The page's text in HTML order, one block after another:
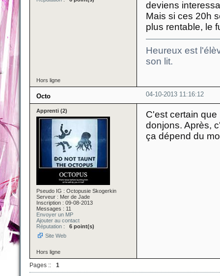
deviens
Mais si ces 20h
plus rentable, le
Heureux est
son lit.
Hors ligne
04-10-2013 11:16:12
Octo
Apprenti (2)
Pseudo IG : Octopusie Skogerkin
Serveur : Mer de Jade
Inscription : 09-08-2013
Messages : 11
Envoyer un MP
Ajouter au contact
Réputation : 6 point(s)
Site Web
C'est certain
donjons. Après,
ça dépend du
Hors ligne
Pages :: 1